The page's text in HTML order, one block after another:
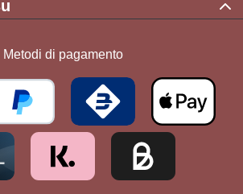
Metodi di pagamento